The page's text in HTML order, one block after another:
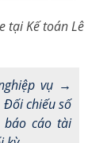
tại Kế toán Lê
vụ →
chiếu số
cáo tài